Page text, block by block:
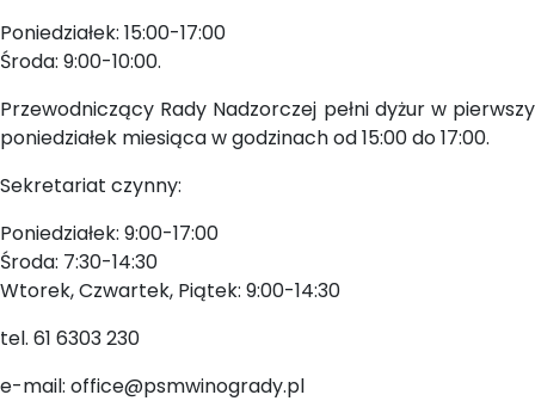
Poniedziałek: 15:00-17:00
Środa: 9:00-10:00.
Przewodniczący Rady Nadzorczej pełni dyżur w pierwszy
poniedziałek miesiąca w godzinach od 15:00 do 17:00.
Sekretariat czynny:
Poniedziałek: 9:00-17:00
Środa: 7:30-14:30
Wtorek, Czwartek, Piątek: 9:00-14:30
tel. 61 6303 230
e-mail: office@psmwinogrady.pl